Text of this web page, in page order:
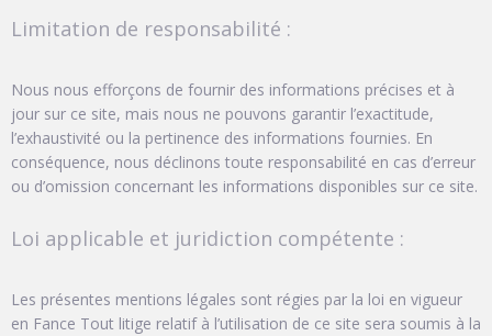
Limitation de responsabilité :
Nous nous efforçons de fournir des informations précises et à
jour sur ce site, mais nous ne pouvons garantir l’exactitude,
l’exhaustivité ou la pertinence des informations fournies. En
conséquence, nous déclinons toute responsabilité en cas d’erreur
ou d’omission concernant les informations disponibles sur ce site.
Loi applicable et juridiction compétente :
Les présentes mentions légales sont régies par la loi en vigueur
en Fance Tout litige relatif à l’utilisation de ce site sera soumis à la